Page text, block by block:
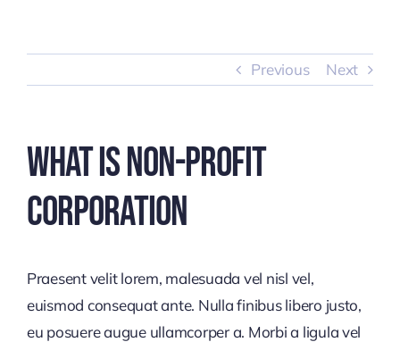
Previous Next
What Is Non-Profit
Corporation
Praesent velit lorem, malesuada vel nisl vel,
euismod consequat ante. Nulla finibus libero justo,
eu posuere augue ullamcorper a. Morbi a ligula vel